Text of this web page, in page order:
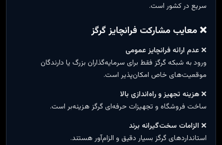
سریع در کشور است.
❌ معایب مشارکت فرانچایز گرگز
❌ عدم ارائه فرانچایز عمومی
ورود به شبکه گرگز فقط برای سرمایه‌گذاران بزرگ یا دارندگان
موقعیت‌های خاص امکان‌پذیر است.
❌هزینه تجهیز و راه‌اندازی بالا
ساخت فروشگاه و تجهیزات حرفه‌ای گرگز هزینه‌بر است.
❌ الزامات سخت‌گیرانه برند
استانداردهای گرگز بسیار دقیق و الزام‌آور هستند.